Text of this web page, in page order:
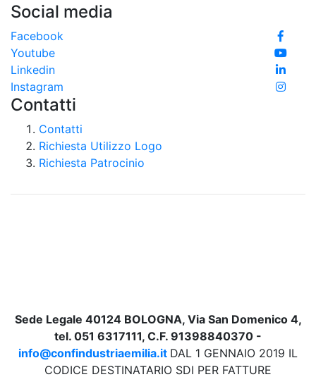
Social media
Facebook
Youtube
Linkedin
Instagram
Contatti
Contatti
Richiesta Utilizzo Logo
Richiesta Patrocinio
Sede Legale 40124 BOLOGNA, Via San Domenico 4,
tel. 051 6317111, C.F. 91398840370 -
info@confindustriaemilia.it DAL 1 GENNAIO 2019 IL
CODICE DESTINATARIO SDI PER FATTURE